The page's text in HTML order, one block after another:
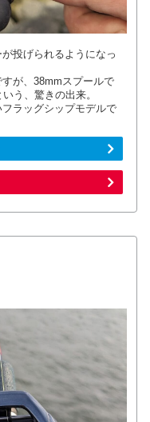
投げられるようになっ
が、38mmスプールで
う、驚きの出来。
ラッグシップモデルで